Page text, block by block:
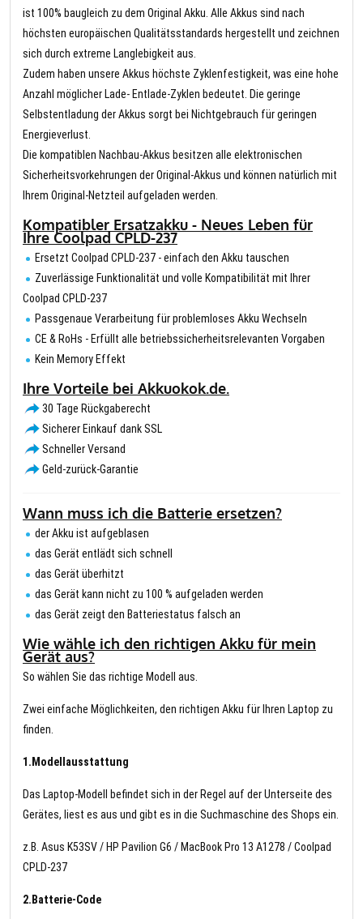
ist 100% baugleich zu dem Original Akku. Alle Akkus sind nach
höchsten europäischen Qualitätsstandards hergestellt und zeichnen
sich durch extreme Langlebigkeit aus.
Zudem haben unsere Akkus höchste Zyklenfestigkeit, was eine hohe
Anzahl möglicher Lade- Entlade-Zyklen bedeutet. Die geringe
Selbstentladung der Akkus sorgt bei Nichtgebrauch für geringen
Energieverlust.
Die kompatiblen Nachbau-Akkus besitzen alle elektronischen
Sicherheitsvorkehrungen der Original-Akkus und können natürlich mit
Ihrem Original-Netzteil aufgeladen werden.
Kompatibler Ersatzakku - Neues Leben für
Ihre Coolpad CPLD-237
Ersetzt Coolpad CPLD-237 - einfach den Akku tauschen
Zuverlässige Funktionalität und volle Kompatibilität mit Ihrer
Coolpad CPLD-237
Passgenaue Verarbeitung für problemloses Akku Wechseln
CE & RoHs - Erfüllt alle betriebssicherheitsrelevanten Vorgaben
Kein Memory Effekt
Ihre Vorteile bei Akkuokok.de.
30 Tage Rückgaberecht
Sicherer Einkauf dank SSL
Schneller Versand
Geld-zurück-Garantie
Wann muss ich die Batterie ersetzen?
der Akku ist aufgeblasen
das Gerät entlädt sich schnell
das Gerät überhitzt
das Gerät kann nicht zu 100 % aufgeladen werden
das Gerät zeigt den Batteriestatus falsch an
Wie wähle ich den richtigen Akku für mein
Gerät aus?
So wählen Sie das richtige Modell aus.
Zwei einfache Möglichkeiten, den richtigen Akku für Ihren Laptop zu
finden.
1.Modellausstattung
Das Laptop-Modell befindet sich in der Regel auf der Unterseite des
Gerätes, liest es aus und gibt es in die Suchmaschine des Shops ein.
z.B. Asus K53SV / HP Pavilion G6 / MacBook Pro 13 A1278 / Coolpad
CPLD-237
2.Batterie-Code